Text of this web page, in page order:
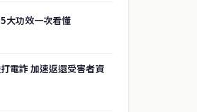
大功效一次看懂
電詐 加速返還受害者資